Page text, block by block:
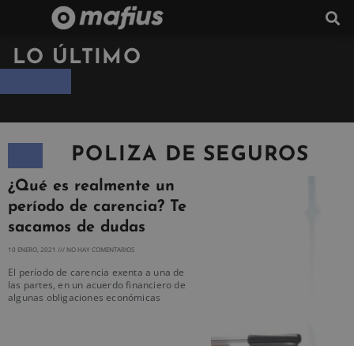
LO ÚLTIMO
POLIZA DE SEGUROS
¿Qué es realmente un
período de carencia? Te
sacamos de dudas
10 ENERO, 2021 NO HAY COMENTARIOS
El período de carencia exenta a una de
las partes, en un acuerdo financiero de
algunas obligaciones económicas